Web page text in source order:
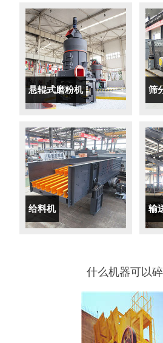
悬辊式磨粉机 筛
给料机 输
什么机器可以